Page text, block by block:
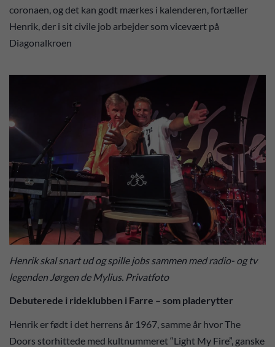
coronaen, og det kan godt mærkes i kalenderen, fortæller
Henrik, der i sit civile job arbejder som vicevært på
Diagonalkroen
Henrik skal snart ud og spille jobs sammen med radio- og tv
legenden Jørgen de Mylius. Privatfoto
Debuterede i rideklubben i Farre – som pladerytter
Henrik er født i det herrens år 1967, samme år hvor The
Doors storhittede med kultnummeret “Light My Fire”, ganske